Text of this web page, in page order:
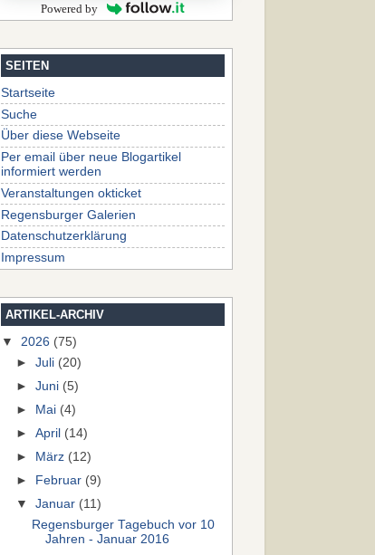
Powered by
SEITEN
Startseite
Suche
Über diese Webseite
Per email über neue Blogartikel
informiert werden
Veranstaltungen okticket
Regensburger Galerien
Datenschutzerklärung
Impressum
ARTIKEL-ARCHIV
▼ 2026 (75)
►Juli (20)
►Juni (5)
►
Mai (4)
►April (14)
►
März (12)
►
Februar (9)
▼Januar (11)
Regensburger Tagebuch vor 10
Jahren - Januar 2016